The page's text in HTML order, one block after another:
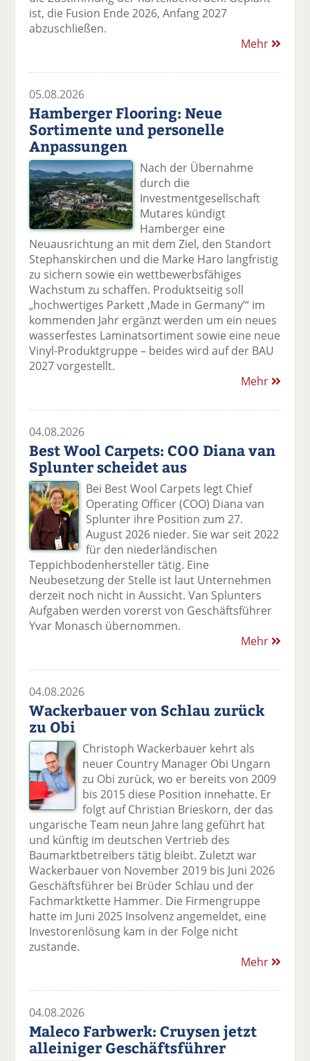
ist, die Fusion Ende 2026, Anfang 2027
abzuschließen.
Mehr
05.08.2026
Hamberger Flooring: Neue
Sortimente und personelle
Anpassungen
Nach der Übernahme
durch die
Investmentgesellschaft
Mutares kündigt
Hamberger eine
Neuausrichtung an mit dem Ziel, den Standort
Stephanskirchen und die Marke Haro langfristig
zu sichern sowie ein wettbewerbsfähiges
Wachstum zu schaffen. Produktseitig soll
„hochwertiges Parkett ,Made in Germany’“ im
kommenden Jahr ergänzt werden um ein neues
wasserfestes Laminatsortiment sowie eine neue
Vinyl-Produktgruppe – beides wird auf der BAU
2027 vorgestellt.
Mehr
04.08.2026
Best Wool Carpets: COO Diana van
Splunter scheidet aus
Bei Best Wool Carpets legt Chief
Operating Officer (COO) Diana van
Splunter ihre Position zum 27.
August 2026 nieder. Sie war seit 2022
für den niederländischen
Teppichbodenhersteller tätig. Eine
Neubesetzung der Stelle ist laut Unternehmen
derzeit noch nicht in Aussicht. Van Splunters
Aufgaben werden vorerst von Geschäftsführer
Yvar Monasch übernommen.
Mehr
04.08.2026
Wackerbauer von Schlau zurück
zu Obi
Christoph Wackerbauer kehrt als
neuer Country Manager Obi Ungarn
zu Obi zurück, wo er bereits von 2009
bis 2015 diese Position innehatte. Er
folgt auf Christian Brieskorn, der das
ungarische Team neun Jahre lang geführt hat
und künftig im deutschen Vertrieb des
Baumarktbetreibers tätig bleibt. Zuletzt war
Wackerbauer von November 2019 bis Juni 2026
Geschäftsführer bei Brüder Schlau und der
Fachmarktkette Hammer. Die Firmengruppe
hatte im Juni 2025 Insolvenz angemeldet, eine
Investorenlösung kam in der Folge nicht
zustande.
Mehr
04.08.2026
Maleco Farbwerk: Cruysen jetzt
alleiniger Geschäftsführer